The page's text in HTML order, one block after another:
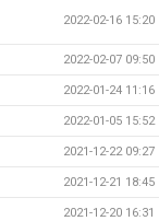
2022-02-16 15:20
2022-02-07 09:50
2022-01-24 11:16
2022-01-05 15:52
2021-12-22 09:27
2021-12-21 18:45
2021-12-20 16:31